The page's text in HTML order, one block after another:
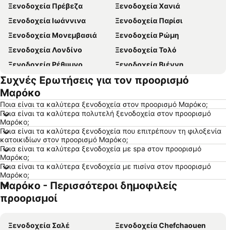
Ξενοδοχεία Πρέβεζα
Ξενοδοχεία Χανιά
Ξενοδοχεία Ιωάννινα
Ξενοδοχεία Παρίσι
Ξενοδοχεία Μονεμβασιά
Ξενοδοχεία Ρώμη
Ξενοδοχεία Λονδίνο
Ξενοδοχεία Τολό
Ξενοδοχεία Ρέθυμνο
Ξενοδοχεία Βιέννη
Ξενοδοχεία Βόλος
Ξενοδοχεία Ηράκλειο
Ξενοδοχεία Κωνσταντινούπολη
Ξενοδοχεία Νάξος - Χώρα
Ξενοδοχεία Βουδαπέστη
Ξενοδοχεία Λουτράκι
Ξενοδοχεία Στοκχόλμη
Ξενοδοχεία Ζάκυνθος
Ξενοδοχεία Κρήτη
Ξενοδοχεία Πελοπόννησος
Ξενοδοχεία Αίγινα
Ξενοδοχεία Κεφαλονιά
Ξενοδοχεία Λευκάδα
Ξενοδοχεία Ρόδος
Ξενοδοχεία Σκιάθος
Ξενοδοχεία Άνδρος
Ξενοδοχεία Νάξος
Συχνές Ερωτήσεις για τον προορισμό
Μαρόκο
Ποια είναι τα καλύτερα ξενοδοχεία στον προορισμό Μαρόκο;
Ποια είναι τα καλύτερα πολυτελή ξενοδοχεία στον προορισμό
Μαρόκο;
Ποια είναι τα καλύτερα ξενοδοχεία που επιτρέπουν τη φιλοξενία
κατοικιδίων στον προορισμό Μαρόκο;
Ποια είναι τα καλύτερα ξενοδοχεία με spa στον προορισμό
Μαρόκο;
Ποια είναι τα καλύτερα ξενοδοχεία με πισίνα στον προορισμό
Μαρόκο;
Μαρόκο - Περισσότεροι δημοφιλείς
προορισμοί
Ξενοδοχεία Σαλέ
Ξενοδοχεία Chefchaouen